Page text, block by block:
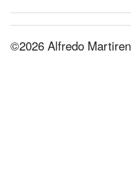
©2026 Alfredo